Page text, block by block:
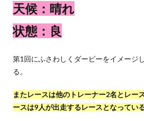
天候：晴れ
状態：良
第1回にふさわしくダービーをイメージ
る。
またレースは他のトレーナー2名とレー
ースは9人が出走するレースとなっている